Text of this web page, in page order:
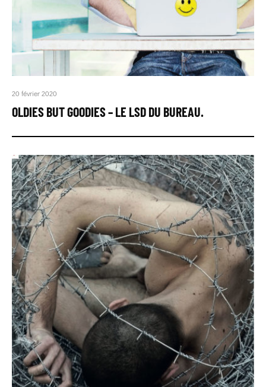
20 février 2020
OLDIES BUT GOODIES – LE LSD DU BUREAU.